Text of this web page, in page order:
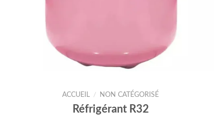
ACCUEIL / NON CATÉGORISÉ
Réfrigérant R32